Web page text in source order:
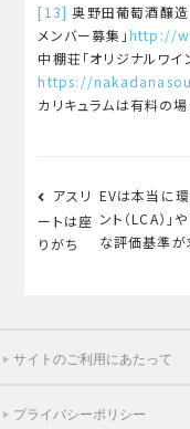
[13] 奥野田葡萄酒醸造
メンバー募集」http://
中棚荘「オリジナルワ
https://
カリキュラムは有料の場
稿
ナ
ー
シ
ョ
アスリ
ートは座
りがち
EVは本当に環
ント（LCA）
な評価基準が
サイトのご利用にあたって
プライバシーポリシー